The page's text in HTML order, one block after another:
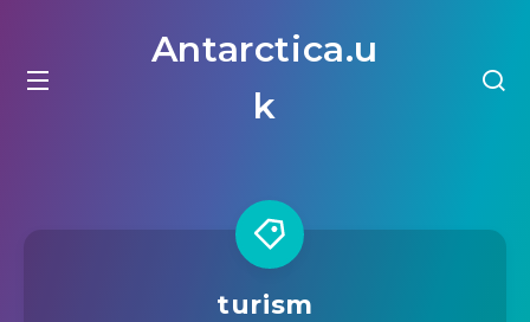
Antarctica.u
k
turism